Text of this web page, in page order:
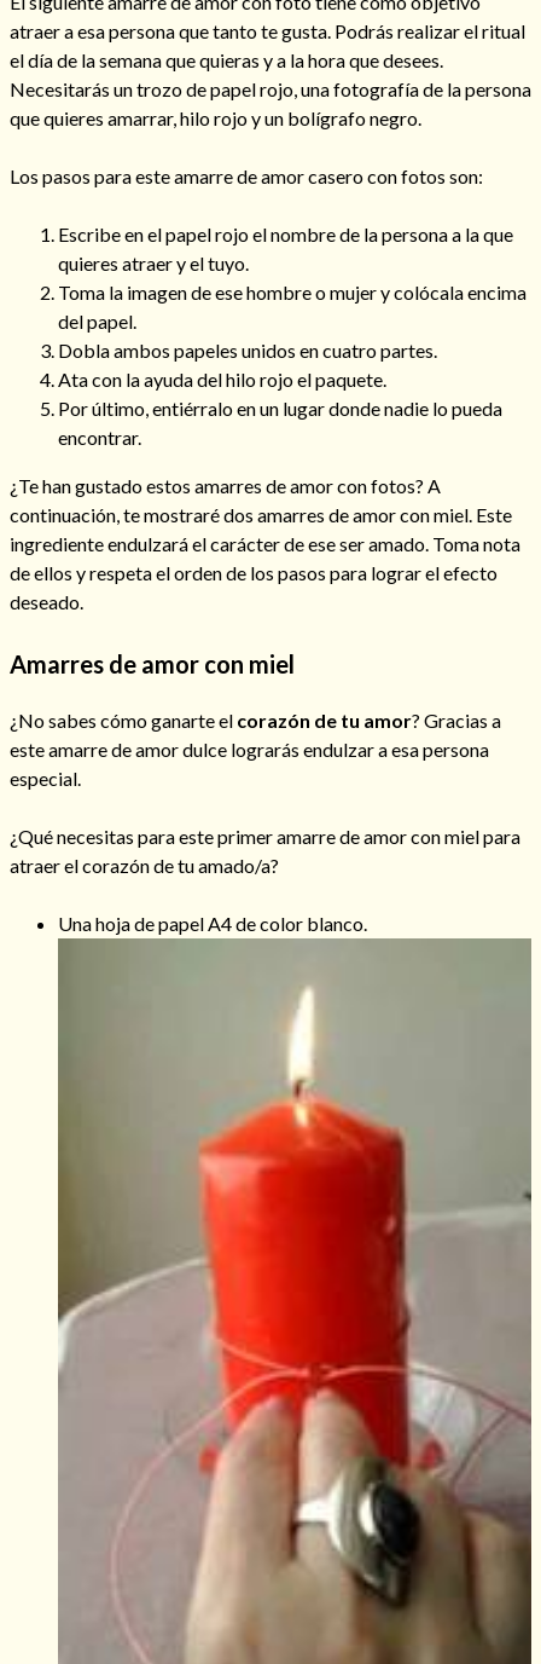
atraer a esa persona que tanto te gusta. Podrás realizar el ritual
el día de la semana que quieras y a la hora que desees.
Necesitarás un trozo de papel rojo, una fotografía de la persona
que quieres amarrar, hilo rojo y un bolígrafo negro.
Los pasos para este amarre de amor casero con fotos son:
Escribe en el papel rojo el nombre de la persona a la que
quieres atraer y el tuyo.
Toma la imagen de ese hombre o mujer y colócala encima
del papel.
Dobla ambos papeles unidos en cuatro partes.
Ata con la ayuda del hilo rojo el paquete.
Por último, entiérralo en un lugar donde nadie lo pueda
encontrar.
¿Te han gustado estos amarres de amor con fotos? A
continuación, te mostraré dos amarres de amor con miel. Este
ingrediente endulzará el carácter de ese ser amado. Toma nota
de ellos y respeta el orden de los pasos para lograr el efecto
deseado.
Amarres de amor con miel
¿No sabes cómo ganarte el corazón de tu amor? Gracias a
este amarre de amor dulce lograrás endulzar a esa persona
especial.
¿Qué necesitas para este primer amarre de amor con miel para
atraer el corazón de tu amado/a?
Una hoja de papel A4 de color blanco.